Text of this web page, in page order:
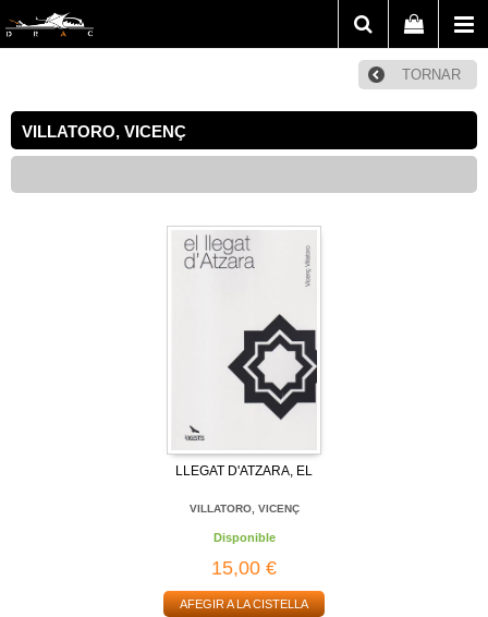
TORNAR
VILLATORO, VICENÇ
LLEGAT D'ATZARA, EL
VILLATORO, VICENÇ
Disponible
15,00 €
AFEGIR A LA CISTELLA